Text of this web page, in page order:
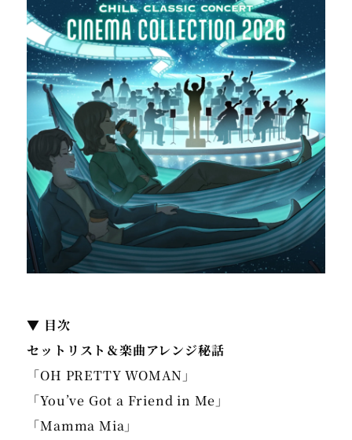
▼ 目次
セットリスト＆楽曲アレンジ秘話
「OH PRETTY WOMAN」
「You’ve Got a Friend in Me」
「Mamma Mia」